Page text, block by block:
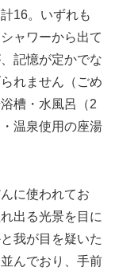
16。いずれも
ャワーから出て
記憶が定かでな
れません（ごめ
槽・水風呂（2
温泉使用の座湯
に使われてお
出る光景を目に
我が目を疑いた
んでおり、手前